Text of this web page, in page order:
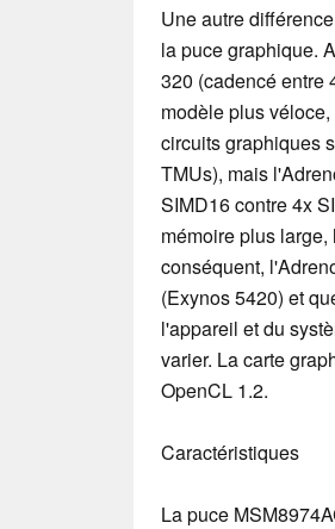
Une autre
la puce graphique.
320 (cadencé entre
modèle plus
circuits graphiques
TMUs), mais
SIMD16 contre 4x
mémoire plus
conséquent,
(Exynos 5420) et
l'appareil et du
varier. La carte
OpenCL 1.2.
Caractéristiques
La puce